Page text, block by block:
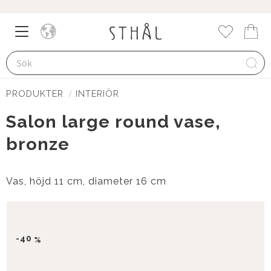
Meny
PRODUKTER INTERIÖR
Salon large round vase,
bronze
Vas, höjd 11 cm, diameter 16 cm
40 %